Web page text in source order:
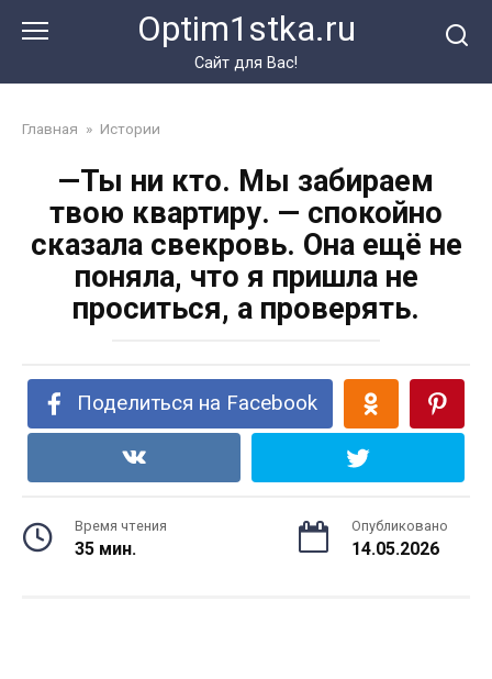
Optim1stka.ru
Сайт для Вас!
Главная » Истории
—Ты ни кто. Мы забираем
твою квартиру. — спокойно
сказала свекровь. Она ещё не
поняла, что я пришла не
проситься, а проверять.
Поделиться на Facebook
Время чтения
35 мин.
Опубликовано
14.05.2026